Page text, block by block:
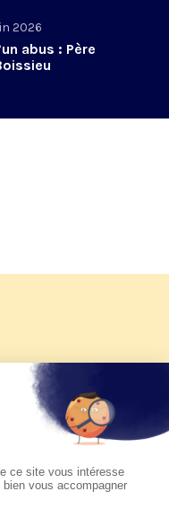
2026
abus : Père
d'été 2026 de KTO
du pape Léon
sur KTO le